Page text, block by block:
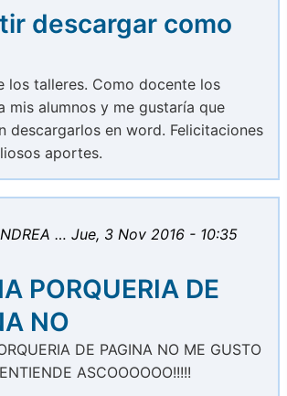
descargar como
los talleres. Como docente los
mis alumnos y me gustaría que
descargarlos en word. Felicitaciones
aportes.
… Jue, 3 Nov 2016 - 10:35
PORQUERIA DE
NO
DE PAGINA NO ME GUSTO
ASCOOOOOO!!!!!